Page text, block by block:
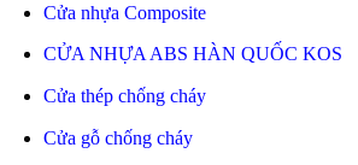
Cửa nhựa Composite
CỬA NHỰA ABS HÀN QUỐC KOS
Cửa thép chống cháy
Cửa gỗ chống cháy